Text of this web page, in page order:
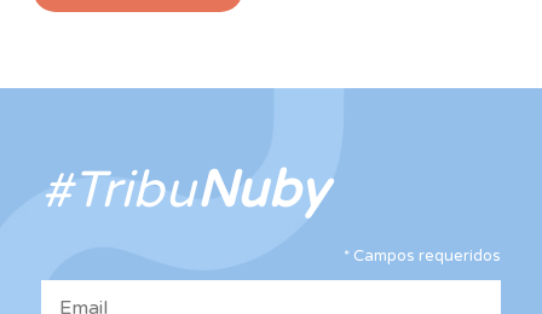
variantes.
se
pueden
#TribuNuby
*Campos requeridos